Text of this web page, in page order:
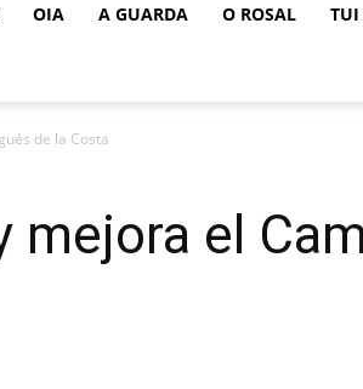
OIA A GUARDA O ROSAL TUI
de la Costa
mejora el